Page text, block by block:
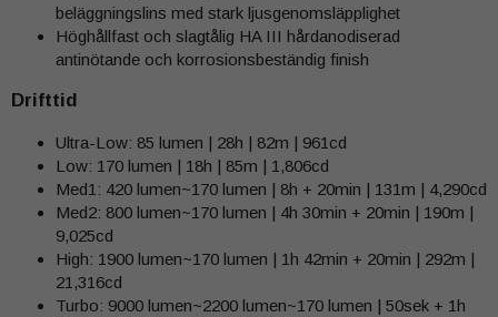
beläggningslins med stark ljusgenomsläpplighet
Höghållfast och slagtålig HA III hårdanodiserad
antinötande och korrosionsbeständig finish
Drifttid
Ultra-Low: 85 lumen | 28h | 82m | 961cd
Low: 170 lumen | 18h | 85m | 1,806cd
Med1: 420 lumen~170 lumen | 8h + 20min | 131m | 4,290cd
Med2: 800 lumen~170 lumen | 4h 30min + 20min | 190m |
9,025cd
High: 1900 lumen~170 lumen | 1h 42min + 20min | 292m |
21,316cd
Turbo: 9000 lumen~2200 lumen~170 lumen | 50sek + 1h